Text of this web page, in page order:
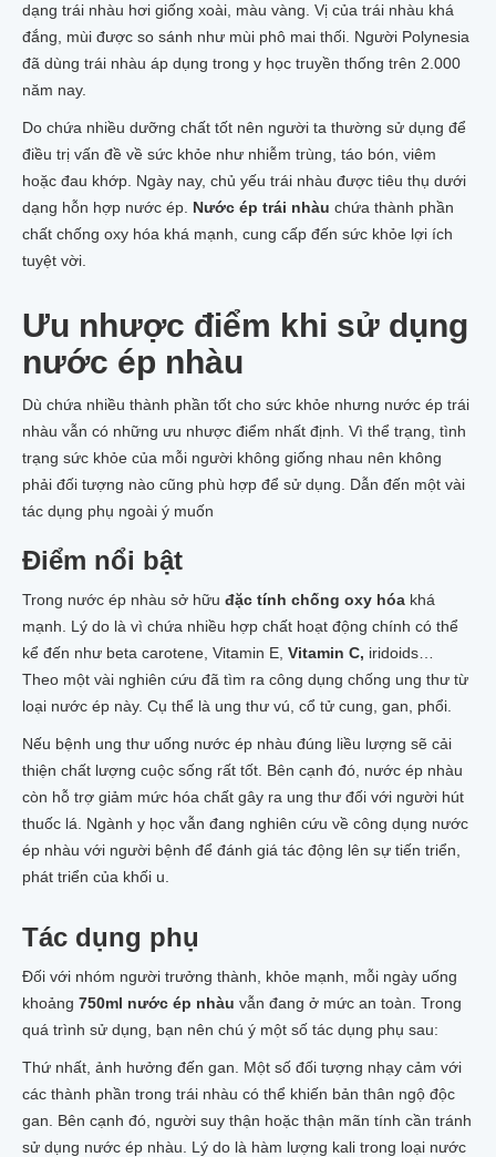
dạng trái nhàu hơi giống xoài, màu vàng. Vị của trái nhàu khá
đắng, mùi được so sánh như mùi phô mai thối. Người Polynesia
đã dùng trái nhàu áp dụng trong y học truyền thống trên 2.000
năm nay.
Do chứa nhiều dưỡng chất tốt nên người ta thường sử dụng để
điều trị vấn đề về sức khỏe như nhiễm trùng, táo bón, viêm
hoặc đau khớp. Ngày nay, chủ yếu trái nhàu được tiêu thụ dưới
dạng hỗn hợp nước ép. Nước ép trái nhàu chứa thành phần
chất chống oxy hóa khá mạnh, cung cấp đến sức khỏe lợi ích
tuyệt vời.
Ưu nhược điểm khi sử dụng
nước ép nhàu
Dù chứa nhiều thành phần tốt cho sức khỏe nhưng nước ép trái
nhàu vẫn có những ưu nhược điểm nhất định. Vì thể trạng, tình
trạng sức khỏe của mỗi người không giống nhau nên không
phải đối tượng nào cũng phù hợp để sử dụng. Dẫn đến một vài
tác dụng phụ ngoài ý muốn
Điểm nổi bật
Trong nước ép nhàu sở hữu đặc tính chống oxy hóa khá
mạnh. Lý do là vì chứa nhiều hợp chất hoạt động chính có thể
kể đến như beta carotene, Vitamin E, Vitamin C, iridoids…
Theo một vài nghiên cứu đã tìm ra công dụng chống ung thư từ
loại nước ép này. Cụ thể là ung thư vú, cổ tử cung, gan, phổi.
Nếu bệnh ung thư uống nước ép nhàu đúng liều lượng sẽ cải
thiện chất lượng cuộc sống rất tốt. Bên cạnh đó, nước ép nhàu
còn hỗ trợ giảm mức hóa chất gây ra ung thư đối với người hút
thuốc lá. Ngành y học vẫn đang nghiên cứu về công dụng nước
ép nhàu với người bệnh để đánh giá tác động lên sự tiến triển,
phát triển của khối u.
Tác dụng phụ
Đối với nhóm người trưởng thành, khỏe mạnh, mỗi ngày uống
khoảng 750ml nước ép nhàu vẫn đang ở mức an toàn. Trong
quá trình sử dụng, bạn nên chú ý một số tác dụng phụ sau:
Thứ nhất, ảnh hưởng đến gan. Một số đối tượng nhạy cảm với
các thành phần trong trái nhàu có thể khiến bản thân ngộ độc
gan. Bên cạnh đó, người suy thận hoặc thận mãn tính cần tránh
sử dụng nước ép nhàu. Lý do là hàm lượng kali trong loại nước